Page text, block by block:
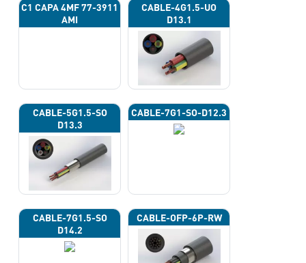
C1 CAPA 4ΜF 77-3911
AMI
CABLE-4G1.5-UO
D13.1
CABLE-5G1.5-SO
D13.3
CABLE-7G1-SO-D12.3
CABLE-7G1.5-SO
D14.2
CABLE-OFP-6P-RW